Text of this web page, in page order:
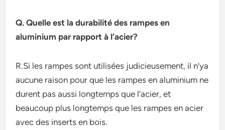
Q. Quelle est la durabilité des rampes en
aluminium par rapport à l’acier?
R.Si les rampes sont utilisées judicieusement, il n’ya
aucune raison pour que les rampes en aluminium ne
durent pas aussi longtemps que l’acier, et
beaucoup plus longtemps que les rampes en acier
avec des inserts en bois.